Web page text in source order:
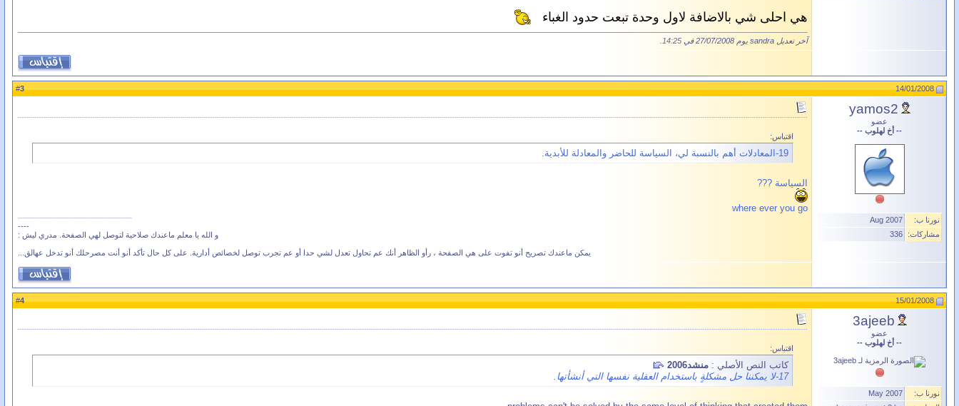
هي احلى شي بالاضافة لاول وحدة تبعت حدود الغباء
آخر تعديل sandra يوم 27/07/2008 في 14:25
14/01/2008
#
3
yamos2
عضو
-- أخ لهلوب --
نورنا ب:
Aug 2007
مشاركات:
336
اقتباس:
19-المعادلات أهم بالنسبة لي، السياسة للحاضر والمعادلة للأبدية.
السياسة ???
where ever you go
----
و الله يا معلم ماعندك صلاحية لتوصل لهي الصفحة. مدري ليش :
يمكن ماعندك تصريح أنو تفوت على هي الصفحة ، رأو الظاهر أنك عم تحاول تعدل لشي حدا أو عم تجرب توصل لخصائص أدارية. على كل حال تأكد أنو أنت مصرحلك أنو تدخل عهالق...
15/01/2008
#
4
3ajeeb
عضو
-- أخ لهلوب --
نورنا ب:
May 2007
اقتباس:
كاتب النص الأصلي : منشد2006
17-لا يمكننا حل مشكلةٍ باستخدام العقلية نفسها التي أنشأتها.